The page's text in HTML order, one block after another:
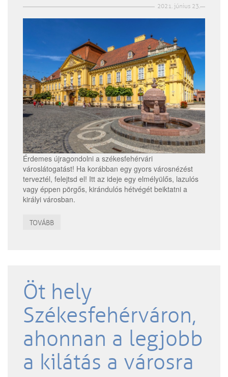
2021. június 23.
Érdemes újragondolni a székesfehérvári
városlátogatást! Ha korábban egy gyors városnézést
terveztél, felejtsd el! Itt az ideje egy elmélyülős, lazulós
vagy éppen pörgős, kirándulós hétvégét beiktatni a
királyi városban.
TOVÁBB
Öt hely
Székesfehérváron,
ahonnan a legjobb
a kilátás a városra